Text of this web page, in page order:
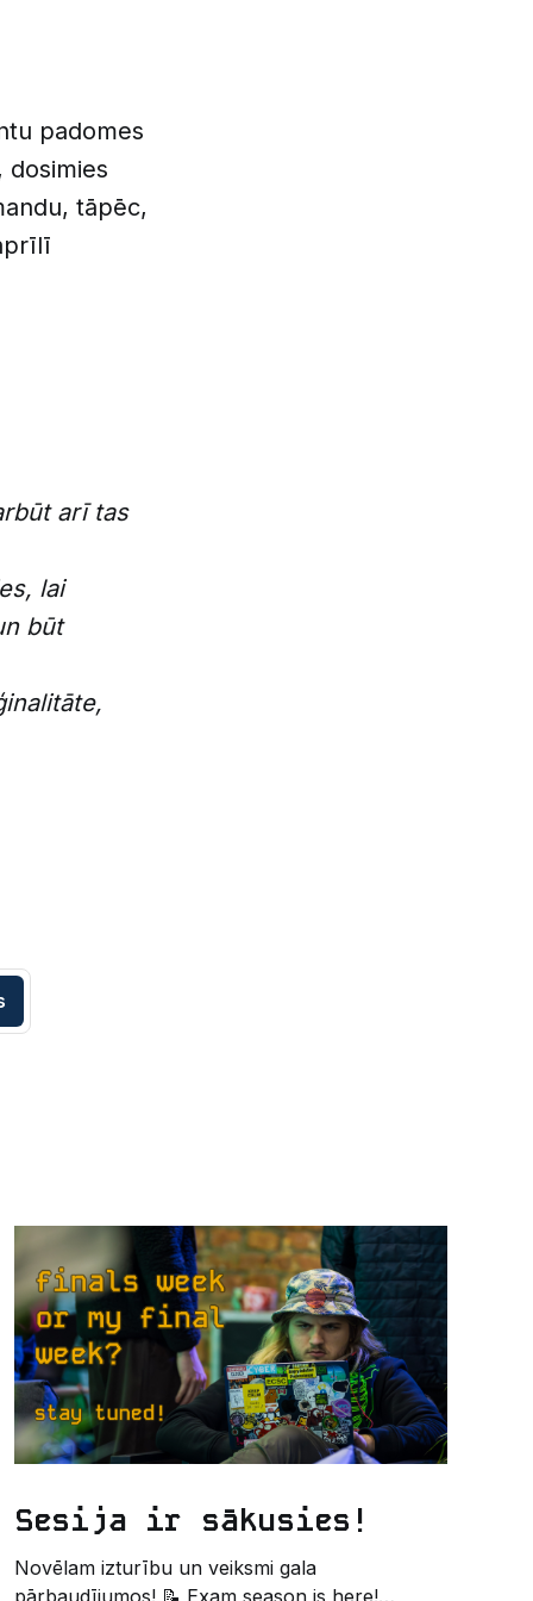
padomes
dosimies
tāpēc,
arī tas
lai
būt
Sesija ir sākusies!
Novēlam izturību un veiksmi gala